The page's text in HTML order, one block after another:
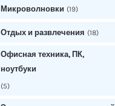
Микроволновки (19)
Отдых и развлечения (18)
Офисная техника, ПК,
ноутбуки
(5)